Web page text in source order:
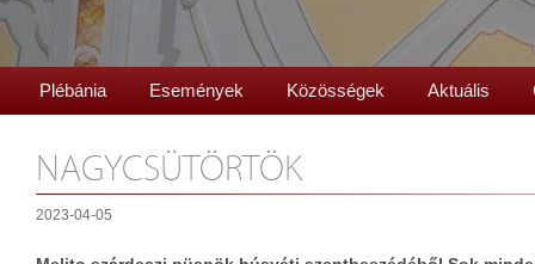
Plébánia Események Közösségek Aktuális
NAGYCSÜTÖRTÖK
2023-04-05